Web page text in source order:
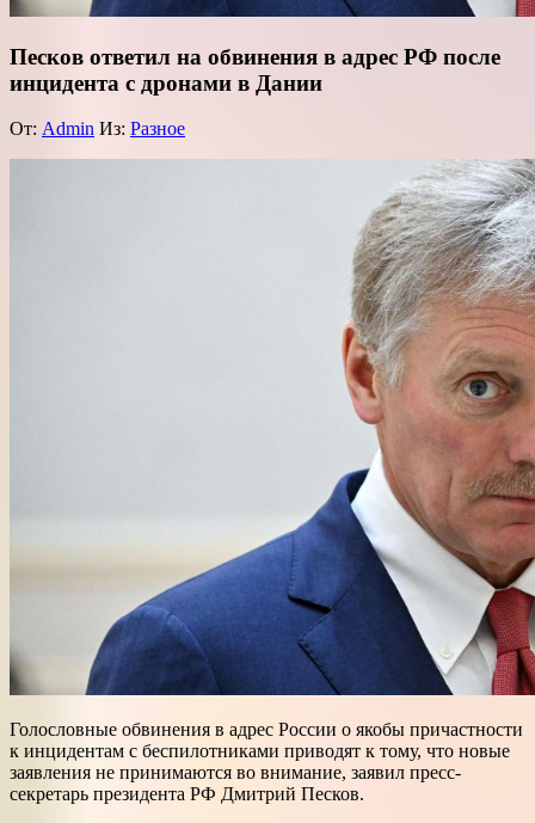
Песков ответил на обвинения в адрес РФ после
инцидента с дронами в Дании
От: Admin Из: Разное
Голословные обвинения в адрес России о якобы причастности
к инцидентам с беспилотниками приводят к тому, что новые
заявления не принимаются во внимание, заявил пресс-
секретарь президента РФ Дмитрий Песков.